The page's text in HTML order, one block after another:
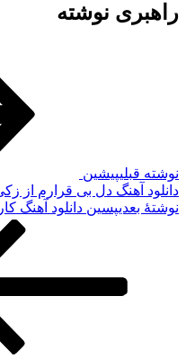
نوشته
قبلیپیشین
آهنگ دل بی قرارم از
بعدیپسین دانلود آهنگ